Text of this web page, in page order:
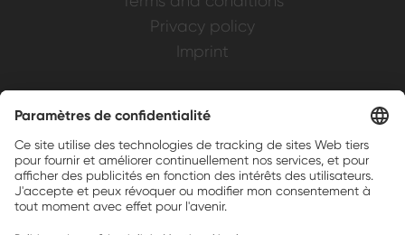
Privacy policy
Imprint
Brands, Inc.
Companion brands: